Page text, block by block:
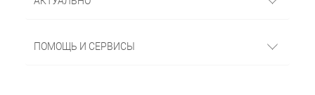
ПОМОЩЬ И СЕРВИСЫ